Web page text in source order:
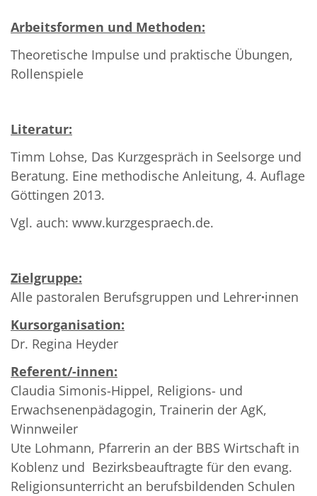
Arbeitsformen und Methoden:
Theoretische Impulse und praktische Übungen,
Rollenspiele
Literatur:
Timm Lohse, Das Kurzgespräch in Seelsorge und
Beratung. Eine methodische Anleitung, 4. Auflage
Göttingen 2013.
Vgl. auch: www.kurzgespraech.de.
Zielgruppe:
Alle pastoralen Berufsgruppen und Lehrer·innen
Kursorganisation:
Dr. Regina Heyder
Referent/-innen:
Claudia Simonis-Hippel, Religions- und
Erwachsenenpädagogin, Trainerin der AgK,
Winnweiler
Ute Lohmann, Pfarrerin an der BBS Wirtschaft in
Koblenz und Bezirksbeauftragte für den evang.
Religionsunterricht an berufsbildenden Schulen